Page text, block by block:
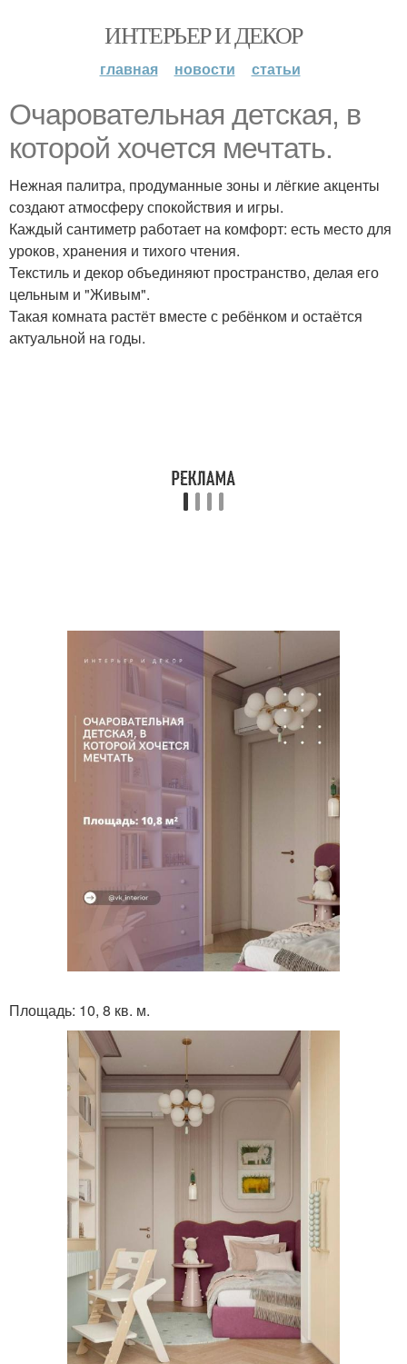
ИНТЕРЬЕР И ДЕКОР
главная новости статьи
Очаровательная детская, в
которой хочется мечтать.
Нежная палитра, продуманные зоны и лёгкие акценты
создают атмосферу спокойствия и игры.
Каждый сантиметр работает на комфорт: есть место для
уроков, хранения и тихого чтения.
Текстиль и декор объединяют пространство, делая его
цельным и "Живым".
Такая комната растёт вместе с ребёнком и остаётся
актуальной на годы.
Площадь: 10, 8 кв. м.